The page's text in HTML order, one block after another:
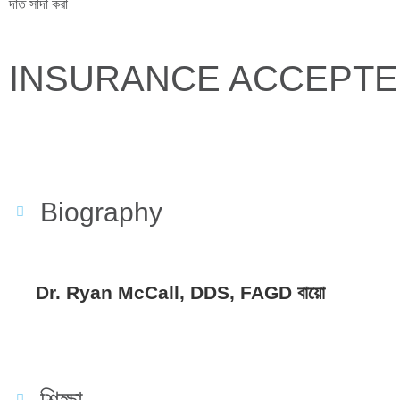
দাঁত সাদা করা
INSURANCE
Biography
Dr. Ryan McCall, DDS, FAGD বায়ো